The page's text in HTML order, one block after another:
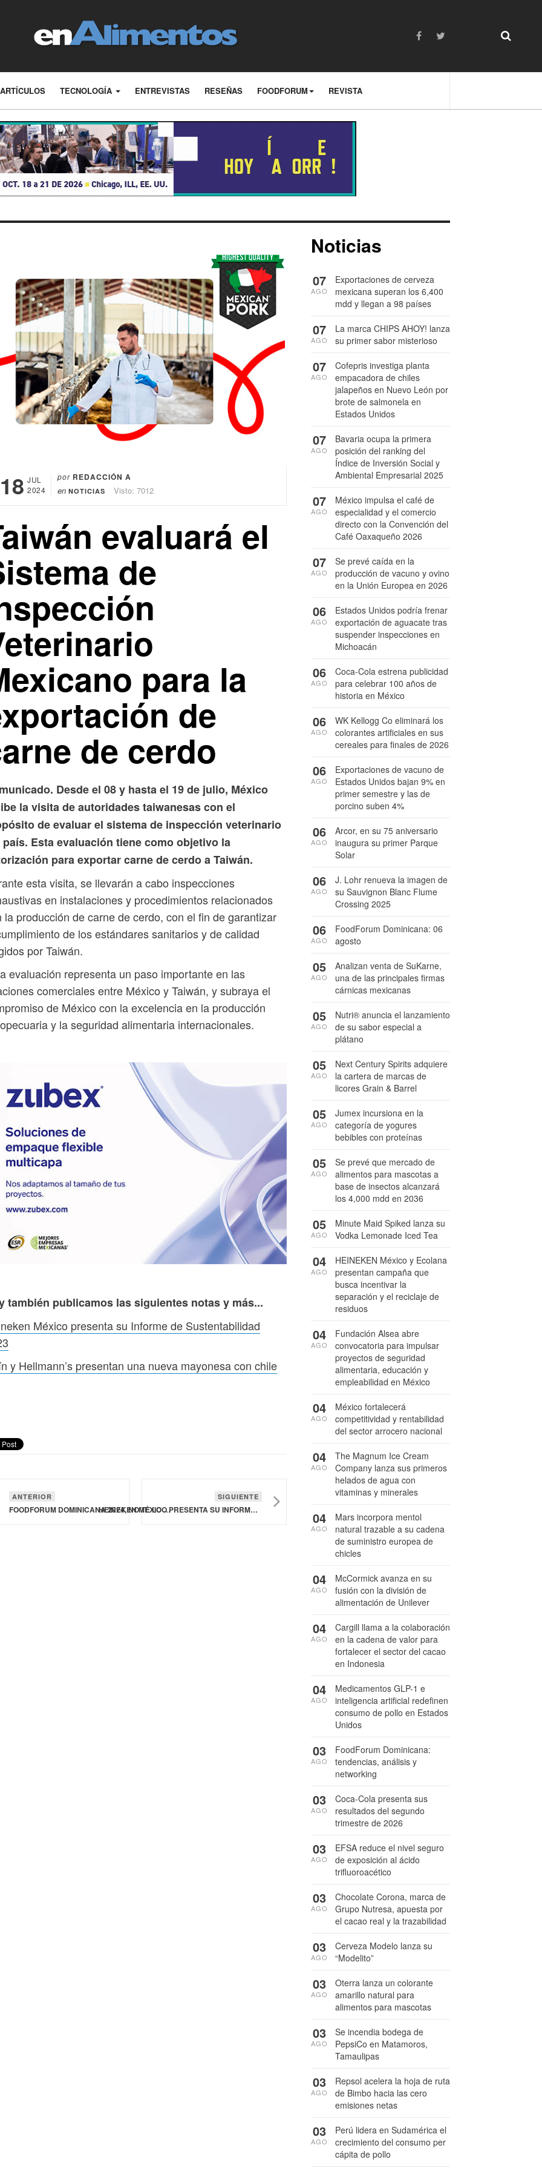
ARTÍCULOS TECNOLOGÍA ENTREVISTAS RESEÑAS FOODFORUM REVISTA
18 JUL
2024
por REDACCIÓN A
en NOTICIAS Visto: 7012
evaluará el
de
para la
de
de cerdo
Desde el 08 y hasta el 19 de julio, México
la visita de autoridades taiwanesas con el
de evaluar el sistema de inspección veterinario
país. Esta evaluación tiene como objetivo la
para exportar carne de cerdo a Taiwán.
esta visita, se llevarán a cabo inspecciones
en instalaciones y procedimientos relacionados
la producción de carne de cerdo, con el fin de garantizar
de los estándares sanitarios y de calidad
por Taiwán.
evaluación representa un paso importante en las
comerciales entre México y Taiwán, y subraya el
de México con la excelencia en la producción
y la seguridad alimentaria internacionales.
también publicamos las siguientes notas y más...
México presenta su Informe de Sustentabilidad
y Hellmann’s presentan una nueva mayonesa con chile
ANTERIOR
FOODFORUM DOMINICANA 2024, NO TE LO PUEDES PERDER!
SIGUIENTE
HEINEKEN MÉXICO PRESENTA SU INFORME DE SUSTENTABILIDAD 2023
Noticias
Exportaciones de cerveza
mexicana superan los 6,400
mdd y llegan a 98 países
07
AGO
La marca CHIPS AHOY! lanza
su primer sabor misterioso
07
AGO
Cofepris investiga planta
empacadora de chiles
jalapeños en Nuevo León por
brote de salmonela en
Estados Unidos
07
AGO
Bavaria ocupa la primera
posición del ranking del
Índice de Inversión Social y
Ambiental Empresarial 2025
07
AGO
México impulsa el café de
especialidad y el comercio
directo con la Convención del
Café Oaxaqueño 2026
07
AGO
Se prevé caída en la
producción de vacuno y ovino
en la Unión Europea en 2026
07
AGO
Estados Unidos podría frenar
exportación de aguacate tras
suspender inspecciones en
Michoacán
06
AGO
Coca-Cola estrena publicidad
para celebrar 100 años de
historia en México
06
AGO
WK Kellogg Co eliminará los
colorantes artificiales en sus
cereales para finales de 2026
06
AGO
Exportaciones de vacuno de
Estados Unidos bajan 9% en
primer semestre y las de
porcino suben 4%
06
AGO
Arcor, en su 75 aniversario
inaugura su primer Parque
Solar
06
AGO
J. Lohr renueva la imagen de
su Sauvignon Blanc Flume
Crossing 2025
06
AGO
FoodForum Dominicana: 06
agosto
06
AGO
Analizan venta de SuKarne,
una de las principales firmas
cárnicas mexicanas
05
AGO
Nutri® anuncia el lanzamiento
de su sabor especial a
plátano
05
AGO
Next Century Spirits adquiere
la cartera de marcas de
licores Grain & Barrel
05
AGO
Jumex incursiona en la
categoría de yogures
bebibles con proteínas
05
AGO
Se prevé que mercado de
alimentos para mascotas a
base de insectos alcanzará
los 4,000 mdd en 2036
05
AGO
Minute Maid Spiked lanza su
Vodka Lemonade Iced Tea
05
AGO
HEINEKEN México y Ecolana
presentan campaña que
busca incentivar la
separación y el reciclaje de
residuos
04
AGO
Fundación Alsea abre
convocatoria para impulsar
proyectos de seguridad
alimentaria, educación y
empleabilidad en México
04
AGO
México fortalecerá
competitividad y rentabilidad
del sector arrocero nacional
04
AGO
The Magnum Ice Cream
Company lanza sus primeros
helados de agua con
vitaminas y minerales
04
AGO
Mars incorpora mentol
natural trazable a su cadena
de suministro europea de
chicles
04
AGO
McCormick avanza en su
fusión con la división de
alimentación de Unilever
04
AGO
Cargill llama a la colaboración
en la cadena de valor para
fortalecer el sector del cacao
en Indonesia
04
AGO
Medicamentos GLP-1 e
inteligencia artificial redefinen
consumo de pollo en Estados
Unidos
04
AGO
FoodForum Dominicana:
tendencias, análisis y
networking
03
AGO
Coca-Cola presenta sus
resultados del segundo
trimestre de 2026
03
AGO
EFSA reduce el nivel seguro
de exposición al ácido
trifluoroacético
03
AGO
Chocolate Corona, marca de
Grupo Nutresa, apuesta por
el cacao real y la trazabilidad
03
AGO
Cerveza Modelo lanza su
“Modelito”
03
AGO
Oterra lanza un colorante
amarillo natural para
alimentos para mascotas
03
AGO
Se incendia bodega de
PepsiCo en Matamoros,
Tamaulipas
03
AGO
Repsol acelera la hoja de ruta
de Bimbo hacia las cero
emisiones netas
03
AGO
Perú lidera en Sudamérica el
crecimiento del consumo per
cápita de pollo
03
AGO